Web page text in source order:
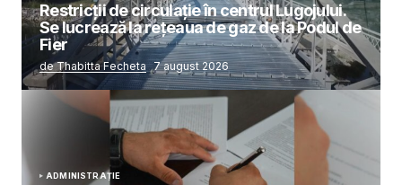
Restricții de circulație în centrul Lugojului.
Se lucrează la rețeaua de gaz de la Podul de
Fier
de Thabitta Fecheta 7 august 2026
ADMINISTRAȚIE